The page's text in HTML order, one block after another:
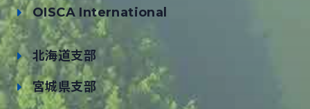
OISCA International
北海道支部
宮城県支部